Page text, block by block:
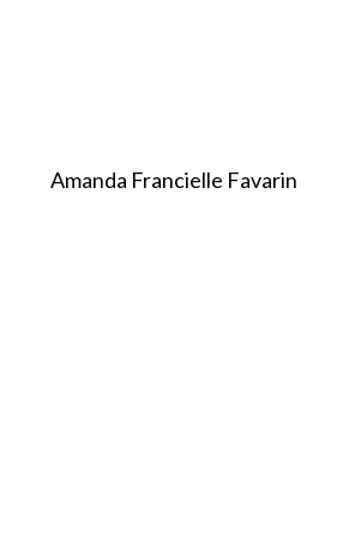
Amanda Francielle Favarin